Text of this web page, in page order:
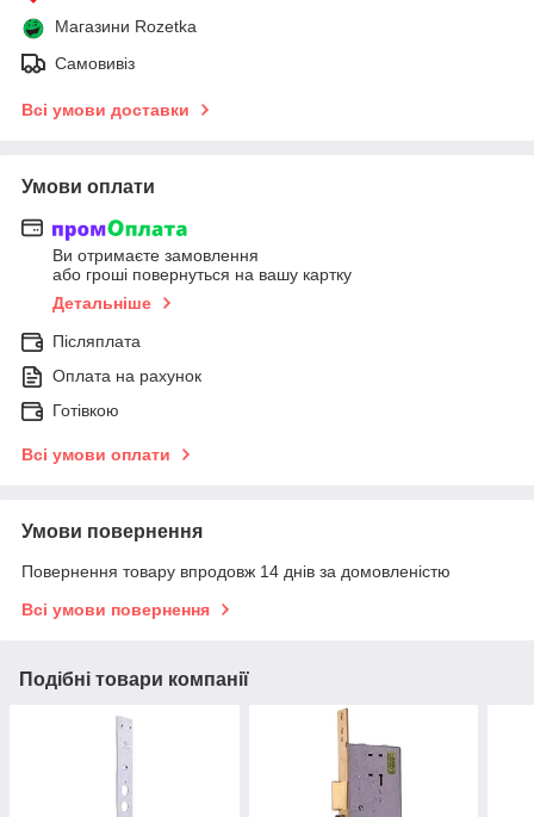
Магазини Rozetka
Самовивіз
Всі умови доставки
Умови оплати
Ви отримаєте замовлення
або гроші повернуться на вашу картку
Детальніше
Післяплата
Оплата на рахунок
Готівкою
Всі умови оплати
Умови повернення
Повернення товару впродовж 14 днів за домовленістю
Всі умови повернення
Подібні товари компанії